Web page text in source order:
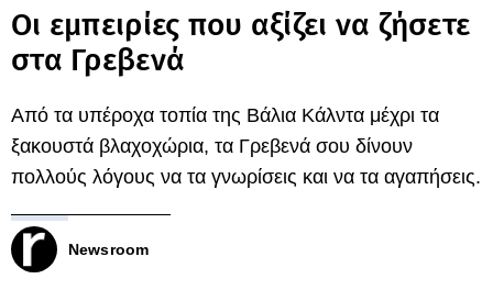
Οι εμπειρίες που αξίζει να ζήσετε
στα Γρεβενά
Από τα υπέροχα τοπία της Βάλια Κάλντα μέχρι τα
ξακουστά βλαχοχώρια, τα Γρεβενά σου δίνουν
πολλούς λόγους να τα γνωρίσεις και να τα αγαπήσεις.
Newsroom